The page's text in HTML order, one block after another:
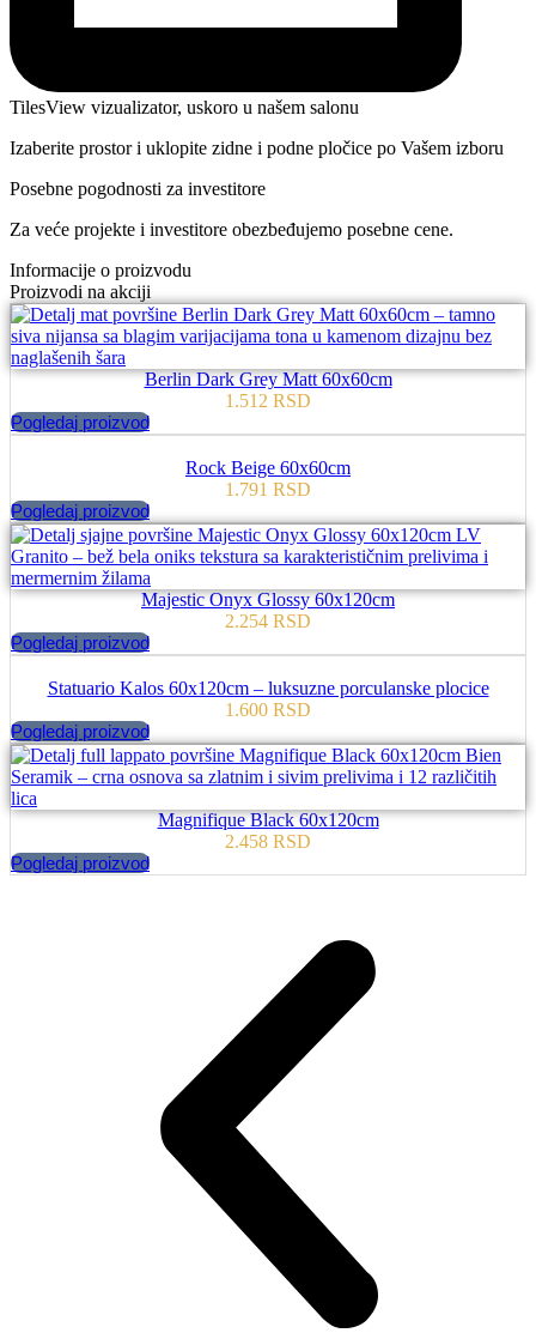
TilesView vizualizator, uskoro u našem salonu
Izaberite prostor i uklopite zidne i podne pločice po Vašem izboru
Posebne pogodnosti za investitore
Za veće projekte i investitore obezbeđujemo posebne cene.
Informacije o proizvodu
Proizvodi na akciji
Berlin Dark Grey Matt 60x60cm
1.512 RSD
Pogledaj proizvod
Rock Beige 60x60cm
1.791 RSD
Pogledaj proizvod
Majestic Onyx Glossy 60x120cm
2.254 RSD
Pogledaj proizvod
Statuario Kalos 60x120cm – luksuzne porculanske plocice
1.600 RSD
Pogledaj proizvod
Magnifique Black 60x120cm
2.458 RSD
Pogledaj proizvod